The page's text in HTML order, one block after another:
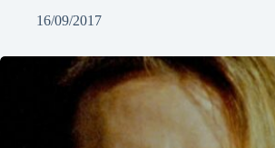
16/09/2017